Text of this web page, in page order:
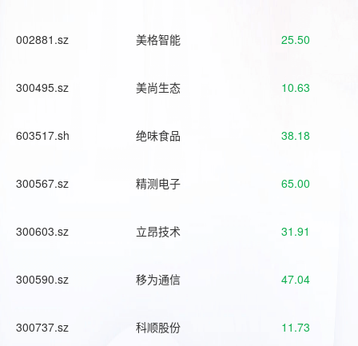
002881.sz 美格智能 25.50
300495.sz 美尚生态 10.63
603517.sh 绝味食品 38.18
300567.sz 精测电子 65.00
300603.sz 立昂技术 31.91
300590.sz 移为通信 47.04
300737.sz 科顺股份 11.73